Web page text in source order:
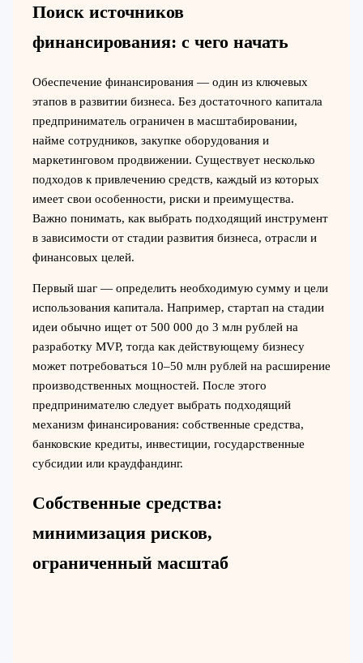
Поиск источников
финансирования: с чего начать
Обеспечение финансирования — один из ключевых
этапов в развитии бизнеса. Без достаточного капитала
предприниматель ограничен в масштабировании,
найме сотрудников, закупке оборудования и
маркетинговом продвижении. Существует несколько
подходов к привлечению средств, каждый из которых
имеет свои особенности, риски и преимущества.
Важно понимать, как выбрать подходящий инструмент
в зависимости от стадии развития бизнеса, отрасли и
финансовых целей.
Первый шаг — определить необходимую сумму и цели
использования капитала. Например, стартап на стадии
идеи обычно ищет от 500 000 до 3 млн рублей на
разработку MVP, тогда как действующему бизнесу
может потребоваться 10–50 млн рублей на расширение
производственных мощностей. После этого
предпринимателю следует выбрать подходящий
механизм финансирования: собственные средства,
банковские кредиты, инвестиции, государственные
субсидии или краудфандинг.
Собственные средства:
минимизация рисков,
ограниченный масштаб